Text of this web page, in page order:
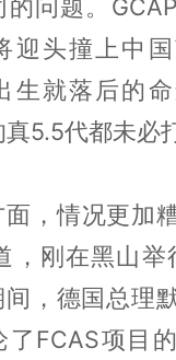
问题。
迎头撞上中
生就落后的
5.5代都未必
，情况更加
，刚在黑山举
，德国总理
FCAS项目